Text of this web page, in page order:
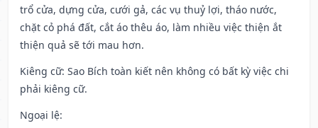
trổ cửa, dựng cửa, cưới gả, các vụ thuỷ lợi, tháo nước,
chặt cỏ phá đất, cắt áo thêu áo, làm nhiều việc thiện ắt
thiện quả sẽ tới mau hơn.
Kiêng cữ: Sao Bích toàn kiết nên không có bất kỳ việc chi
phải kiêng cữ.
Ngoại lệ: